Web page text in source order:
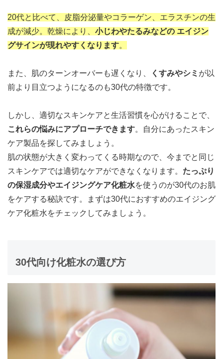
20代と比べて、皮脂分泌量やコラーゲン、エラスチンの生
成が減少。乾燥により、 小じわやたるみなどの エイジン
グサインが現れやすくなります。
また、肌のターンオーバーも遅くなり、 くすみやシミ が以
前より目立つようになるのも30代の特徴です。
しかし、適切なスキンケアと生活習慣を心がけることで、
これらの悩みにアプローチできます。自分にあったスキン
ケア製品を探してみましょう。
肌の状態が大きく変わってくる時期なので、今までと同じ
スキンケアでは適切なケアができなくなります。 たっぷり
の保湿成分やエイジングケア化粧水を使うのが30代のお肌
をケアする秘訣です。まずは30代におすすめのエイジング
ケア化粧水をチェックしてみましょう。
30代向け化粧水の選び方